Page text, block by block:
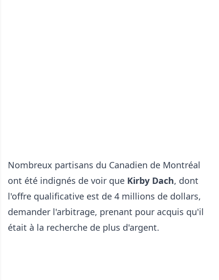
Nombreux partisans du Canadien de Montréal
ont été indignés de voir que Kirby Dach, dont
l'offre qualificative est de 4 millions de dollars,
demander l'arbitrage, prenant pour acquis qu'il
était à la recherche de plus d'argent.